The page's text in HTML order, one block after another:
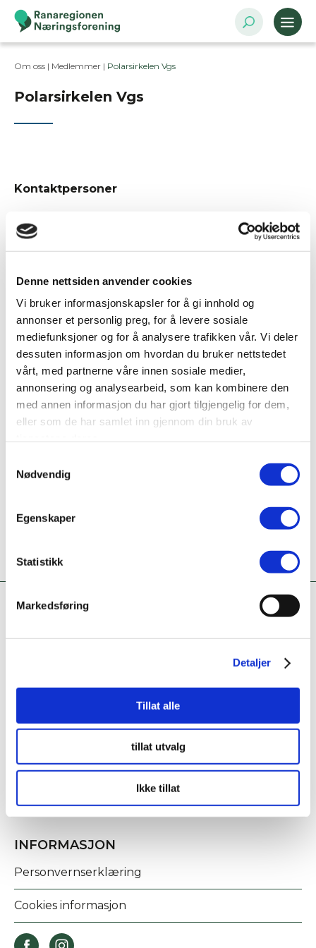
Denne nettsiden anvender cookies
Vi bruker informasjonskapsler for å gi innhold og
annonser et personlig preg, for å levere sosiale
mediefunksjoner og for å analysere trafikken vår. Vi deler
dessuten informasjon om hvordan du bruker nettstedet
vårt, med partnerne våre innen sosiale medier,
annonsering og analysearbeid, som kan kombinere den
med annen informasjon du har gjort tilgjengelig for dem,
eller som de har samlet inn gjennom din bruk av
Nødvendig
Egenskaper
Statistikk
Markedsføring
Detaljer
Tillat alle
tillat utvalg
Ikke tillat
Om oss | Medlemmer | Polarsirkelen Vgs
Polarsirkelen Vgs
Kontaktpersoner
Postadresse
Postboks 53, 8601 Mo i Rana
Bransje
Offentlig administrasjon og
trygdeforvaltning
Nettside
www.polarsirkelen.vgs.no/
Ta kontakt
75199999
Klikk her for å be om redigeringstilgang
Fridtjof Nansens gate 21
INFORMASJON
Personvernserklæring
Cookies informasjon